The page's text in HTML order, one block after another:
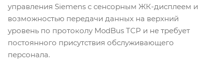
управления Siemens с сенсорным ЖК-дисплеем и
возможностью передачи данных на верхний
уровень по протоколу ModBus TCP и не требует
постоянного присутствия обслуживающего
персонала.